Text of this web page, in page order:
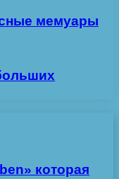
мемуары
которая